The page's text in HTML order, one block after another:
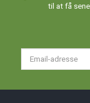
til at få